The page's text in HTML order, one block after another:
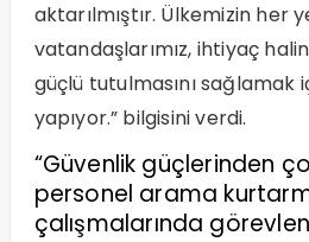
aktarılmıştır. Ülkemizin her
vatandaşlarımız, ihtiyaç
güçlü tutulmasını sağlamak
yapıyor.” bilgisini verdi.
“Güvenlik güçlerinden
personel arama
çalışmalarında